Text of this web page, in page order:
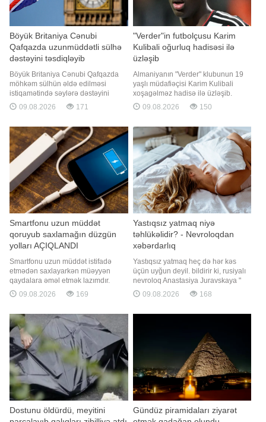
Böyük Britaniya Cənubi
Qafqazda uzunmüddətli sülhə
dəstəyini təsdiqləyib
Böyük Britaniya Cənubi Qafqazda
möhkəm sülhün əldə edilməsi
istiqamətində səylərə dəstəyini
təsdiqləyib. "Report" xəbər verir ki,
bu barədə Böyük Britaniyanın
8-də Vaşinqton sammitinin birinci
ildönümü münasibətilə yaydığı
bəyanatda bildirilib. "Vaşinqto
09.08.2026 171
"Verder"in futbolçusu Karim
Kulibali oğurluq hadisəsi ilə
üzləşib
Almaniyanın "Verder" klubunun 19
yaşlı müdafiəçisi Karim Kulibali
xoşagəlməz hadisə ilə üzləşib.
"Report" xəbər verir ki, futbolçu ötən
gün məşqə getmək istəyərkən
oğurlandığını görüb. Kulibali hadisə
ilə bağlı sosial şəbəkə hesabında
avtomobilinin fotosun
09.08.2026 150
Smartfonu uzun müddət
qoruyub saxlamağın düzgün
yolları AÇIQLANDI
Smartfonu uzun müddət istifadə
etmədən saxlayarkən müəyyən
qaydalara əməl etmək lazımdır.
bildirir ki, bu barədə "BGR" portalı
yazıb. Portalın mütəxəssisləri
uzun müddət istifadə etmədən
saxlamalı olan şəxslər üçün
tövsiyələr siyahısı hazırlayıblar. İlk
növbədə
09.08.2026 169
Yastıqsız yatmaq niyə
təhlükəlidir? - Nevroloqdan
xəbərdarlıq
Yastıqsız yatmaq heç də hər kəs
üçün uyğun deyil. bildirir ki, rusiyalı
nevroloq Anastasiya Juravskaya "
"ya müsahibəsində bununla bağlı
xəbərdarlıq edib. Həkim yastıqsız
Juravskaya qeyd edib ki, dö
09.08.2026 168
Dostunu öldürdü, meyitini
Gündüz piramidaları ziyarət